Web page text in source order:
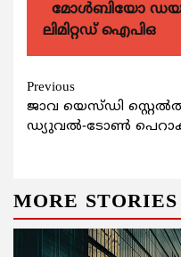
മോൾബിയോ
ലിമിറ്റഡ് ഐപിഒ
Continue
Reading
Previous
ജാവ യെസ്ഡി
ഡ്യുവല്‍-ടോണ്‍
MORE STORIES